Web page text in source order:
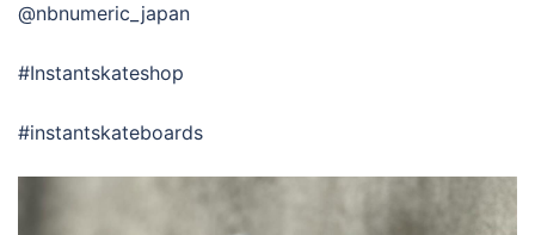
@nbnumeric_japan
#Instantskateshop
#instantskateboards